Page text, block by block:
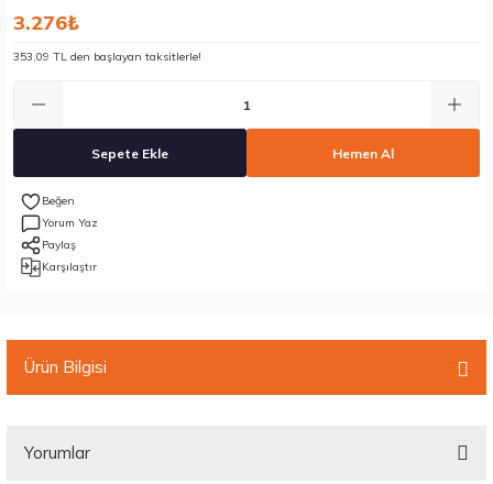
3.276₺
353,09 TL den başlayan taksitlerle!
Sepete Ekle Hemen Al
Yorum Yaz
Paylaş
Karşılaştır
Ürün Bilgisi
Yorumlar